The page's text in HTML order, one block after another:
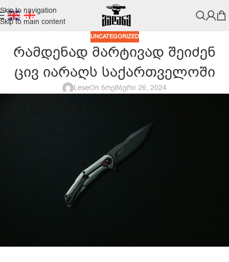
Skip to navigation
Skip to main content
UNCATEGORIZED
რამდენად მარტივად შეიძენ
ცივ იარაღს საქართველოში
LeseOn ნოემბერი 26, 2024